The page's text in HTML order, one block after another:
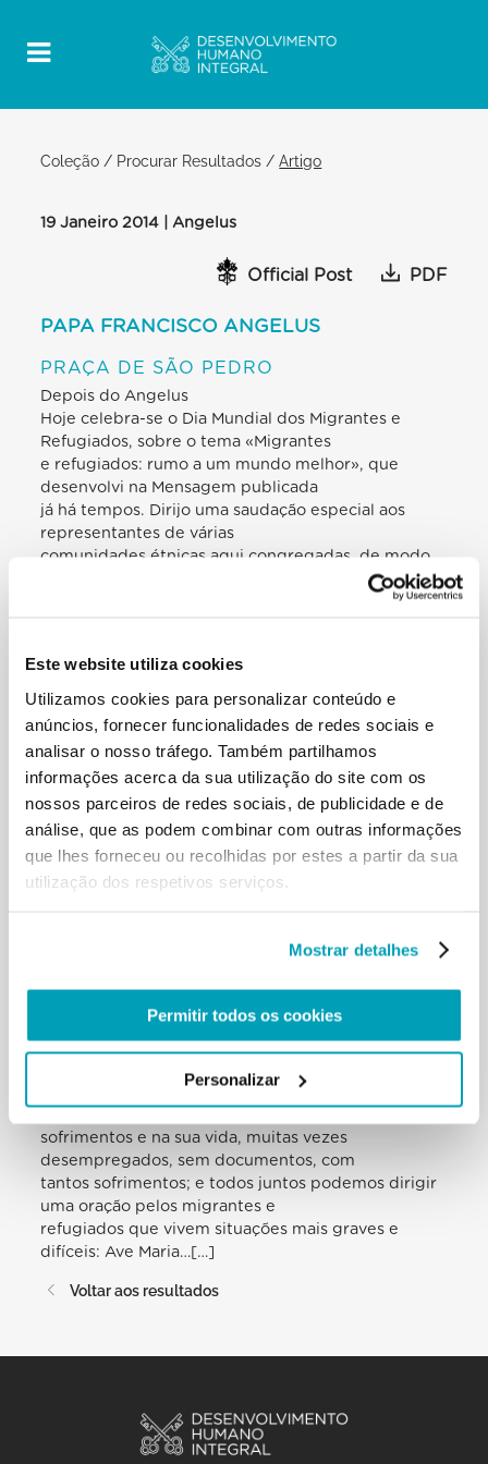
Este website utiliza cookies
Utilizamos cookies para personalizar conteúdo e
anúncios, fornecer funcionalidades de redes sociais e
analisar o nosso tráfego. Também partilhamos
informações acerca da sua utilização do site com os
nossos parceiros de redes sociais, de publicidade e de
análise, que as podem combinar com outras informações
que lhes forneceu ou recolhidas por estes a partir da sua
utilização dos respetivos serviços.
Mostrar detalhes
Permitir todos os cookies
Personalizar
Coleção / Procurar Resultados /Artigo
19 Janeiro 2014 | Angelus
Official Post PDF
PAPA FRANCISCO ANGELUS
PRAÇA DE SÃO PEDRO
Depois do Angelus
Hoje celebra-se o Dia Mundial dos Migrantes e
Refugiados, sobre o tema «Migrantes
e refugiados: rumo a um mundo melhor», que
desenvolvi na Mensagem publicada
já há tempos. Dirijo uma saudação especial aos
representantes de várias
comunidades étnicas aqui congregadas, de modo
Deus, que Jesus Cristo trouxe para
o meio de nós. Não percais a esperança de um
mundo melhor! Faço votos a fim de
conservando os valores das vossas
culturas de origem. Gostaria de agradecer àqueles
que trabalham com os migrantes
para os acolher e acompanhar nos seus momentos
difíceis, para os defender de
quantos o beato Scalabrini definia «mercadores de
sacerdotes e as religiosas
Scalabrinianos, que fazem um grande bem à Igreja,
Neste momento pensemos nos numerosos
sofrimentos e na sua vida, muitas vezes
desempregados, sem documentos, com
tantos sofrimentos; e todos juntos podemos dirigir
uma oração pelos migrantes e
refugiados que vivem situações mais graves e
difíceis: Ave Maria…[…]
Voltar aos resultados